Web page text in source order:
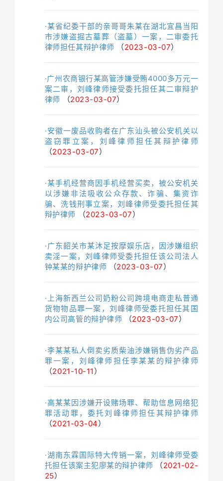
·某省纪委干部的亲哥哥朱某在湖北宜昌当阳
市涉嫌盗掘古墓葬（盗墓）一案，二审委托
律师担任其辩护律师 （2023-03-07）
·广州农商银行某高管涉嫌受贿4000多万元一
案二审，刘峰律师接受委托担任其二审辩护
律师 （2023-03-07）
·安徽一废品收购者在广东汕头被公安机关以
盗窃罪立案，刘峰律师担任其辩护律师
（2023-03-07）
·某手机经营商因手机经营买卖，被公安机关
以涉嫌非法吸收公众存款、诈骗、集资诈
骗、洗钱刑事立案，刘峰律师受委托担任其
辩护律师 （2023-03-07）
·广东韶关市某沐足按摩娱乐店，因涉嫌组织
卖淫一案，刘峰律师受委托担任该公司法人
钟某某的辩护律师 （2023-03-07）
·上海新西兰公司奶粉公司跨境电商走私普通
货物物品罪一案，刘峰律师受委托担任其国
内公司高管的辩护律师 （2023-03-07）
·李某某私人倒卖劣质柴油涉嫌销售伪劣产品
罪一案，刘峰律师担任李某某的辩护律师
（2021-10-11 ）
·高某某因涉嫌开设赌场罪、帮助信息网络犯
罪活动罪，委托刘峰律师担任其辩护律师
（2021-03-04）
·湖南东霖国际特大传销一案，刘峰律师受委
托担任该案主犯廖某的辩护律师 （2021-02-
25）